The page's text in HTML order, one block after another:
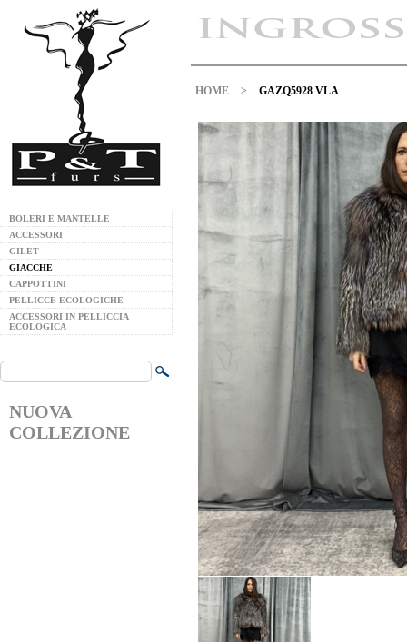
BOLERI E MANTELLE
ACCESSORI
GILET
GIACCHE
CAPPOTTINI
PELLICCE ECOLOGICHE
ACCESSORI IN PELLICCIA
ECOLOGICA
NUOVA
COLLEZIONE
HOME > GAZQ5928 VLA